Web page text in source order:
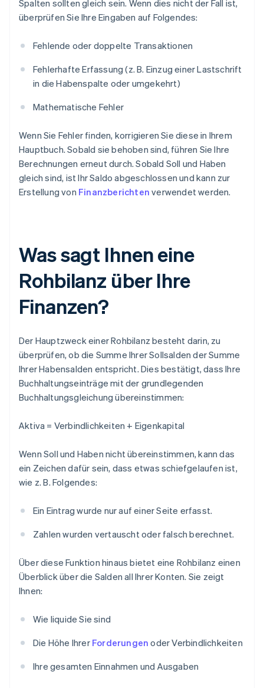
Spalten sollten gleich sein. Wenn dies nicht der Fall ist,
überprüfen Sie Ihre Eingaben auf Folgendes:
Fehlende oder doppelte Transaktionen
Fehlerhafte Erfassung (z. B. Einzug einer Lastschrift
in die Habenspalte oder umgekehrt)
Mathematische Fehler
Wenn Sie Fehler finden, korrigieren Sie diese in Ihrem
Hauptbuch. Sobald sie behoben sind, führen Sie Ihre
Berechnungen erneut durch. Sobald Soll und Haben
gleich sind, ist Ihr Saldo abgeschlossen und kann zur
Erstellung von Finanzberichten verwendet werden.
Was sagt Ihnen eine
Rohbilanz über Ihre
Finanzen?
Der Hauptzweck einer Rohbilanz besteht darin, zu
überprüfen, ob die Summe Ihrer Sollsalden der Summe
Ihrer Habensalden entspricht. Dies bestätigt, dass Ihre
Buchhaltungseinträge mit der grundlegenden
Buchhaltungsgleichung übereinstimmen:
Aktiva = Verbindlichkeiten + Eigenkapital
Wenn Soll und Haben nicht übereinstimmen, kann das
ein Zeichen dafür sein, dass etwas schiefgelaufen ist,
wie z. B. Folgendes:
Ein Eintrag wurde nur auf einer Seite erfasst.
Zahlen wurden vertauscht oder falsch berechnet.
Über diese Funktion hinaus bietet eine Rohbilanz einen
Überblick über die Salden all Ihrer Konten. Sie zeigt
Ihnen:
Wie liquide Sie sind
Die Höhe Ihrer Forderungen oder Verbindlichkeiten
Ihre gesamten Einnahmen und Ausgaben